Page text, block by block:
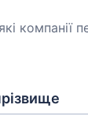
компанії